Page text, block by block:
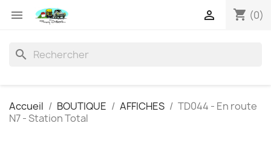
 shopping_cart (0)

search
Accueil BOUTIQUE AFFICHES
TD044 - En route
N7 - Station Total